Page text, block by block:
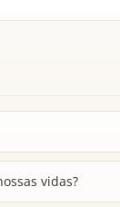
vidas?